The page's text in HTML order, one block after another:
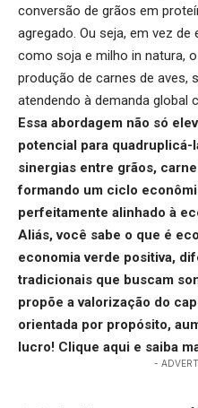
conversão de grãos em
agregado. Ou seja, em vez
como soja e milho in natura,
produção de carnes de aves,
atendendo à demanda global
Essa abordagem não só
potencial para quadruplicá-
sinergias entre grãos,
formando um ciclo
perfeitamente alinhado à
Aliás, você sabe o que é
economia verde positiva,
tradicionais que buscam
propõe a valorização do
orientada por propósito,
lucro! Clique aqui e saiba
-